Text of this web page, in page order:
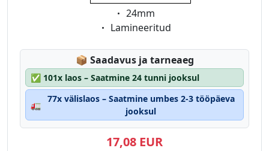
Eigenschaft:
24mm
Eigenschaft:
Lamineeritud
📦 Lagerstatus:
Saadavus ja tarneaeg
✅ 101x laos – Saatmine 24 tunni jooksul
🚛
77x välislaos – Saatmine umbes 2-3 tööpäeva
jooksul
17,08 EUR